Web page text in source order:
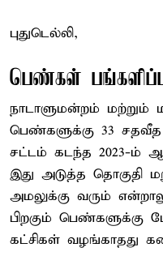
புதுடெல்லி,
பெண்கள்
நாடாளுமன்றம் மற்றும்
பெண்களுக்கு 33
சட்டம் கடந்த 2023-ம்
இது அடுத்த தொகுதி
அமலுக்கு வரும்
பிறகும் பெண்களுக்கு
கட்சிகள் வழங்காதது